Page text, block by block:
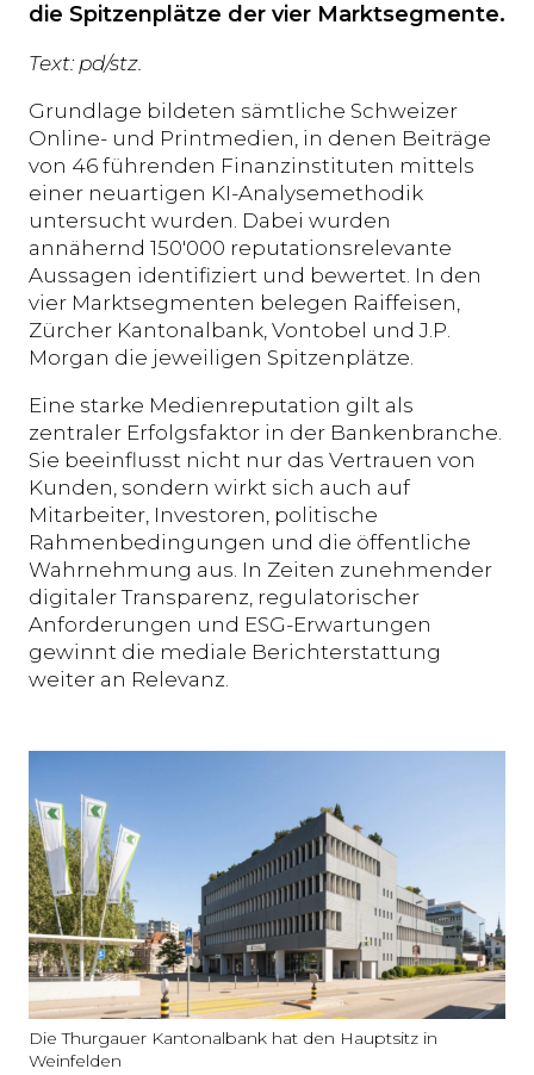
die Spitzenplätze der vier Marktsegmente.
Text: pd/stz.
Grundlage bildeten sämtliche Schweizer
Online- und Printmedien, in denen Beiträge
von 46 führenden Finanzinstituten mittels
einer neuartigen KI-Analysemethodik
untersucht wurden. Dabei wurden
annähernd 150'000 reputationsrelevante
Aussagen identifiziert und bewertet. In den
vier Marktsegmenten belegen Raiffeisen,
Zürcher Kantonalbank, Vontobel und J.P.
Morgan die jeweiligen Spitzenplätze.
Eine starke Medienreputation gilt als
zentraler Erfolgsfaktor in der Bankenbranche.
Sie beeinflusst nicht nur das Vertrauen von
Kunden, sondern wirkt sich auch auf
Mitarbeiter, Investoren, politische
Rahmenbedingungen und die öffentliche
Wahrnehmung aus. In Zeiten zunehmender
digitaler Transparenz, regulatorischer
Anforderungen und ESG-Erwartungen
gewinnt die mediale Berichterstattung
weiter an Relevanz.
Die Thurgauer Kantonalbank hat den Hauptsitz in
Weinfelden